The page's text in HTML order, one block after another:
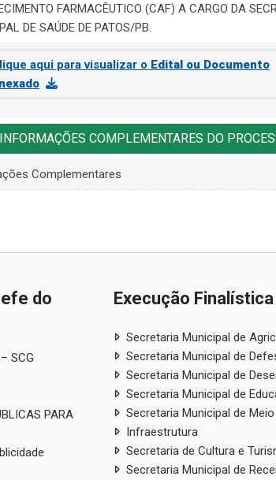
FARMACÊUTICO (CAF) A CARGO DA
DE SAÚDE DE PATOS/PB.
aqui para visualizar o Edital ou Documento
COMPLEMENTARES DO
Complementares
do
SCG
PARA
Execução Finalística
Secretaria Municipal de
Secretaria Municipal de
Secretaria Municipal de
Secretaria Municipal de
Secretaria Municipal de
Infraestrutura
Secretaria de Cultura e
Secretaria Municipal de